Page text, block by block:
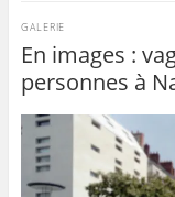
En images :
personnes à
GALERIE